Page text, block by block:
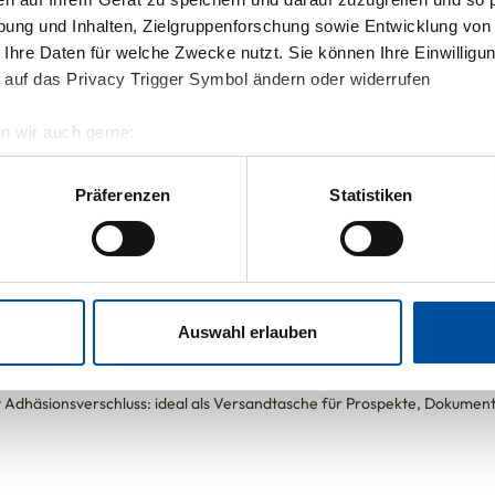
und Inhalten, Zielgruppenforschung sowie Entwicklung
Daten für welche Zwecke nutzt. Sie können Ihre
das Privacy Trigger Symbol ändern oder widerrufen
wir auch gerne:
Lage erfassen, welche bis auf einige Meter genau
nach bestimmten Merkmalen (Fingerprinting)
Ihre persönlichen Daten verarbeitet werden, und legen Sie
und Anzeigen zu personalisieren, Funktionen für soziale
zu analysieren. Außerdem geben wir Informationen zu
Präferenzen Statistiken
Auswahl erlauben